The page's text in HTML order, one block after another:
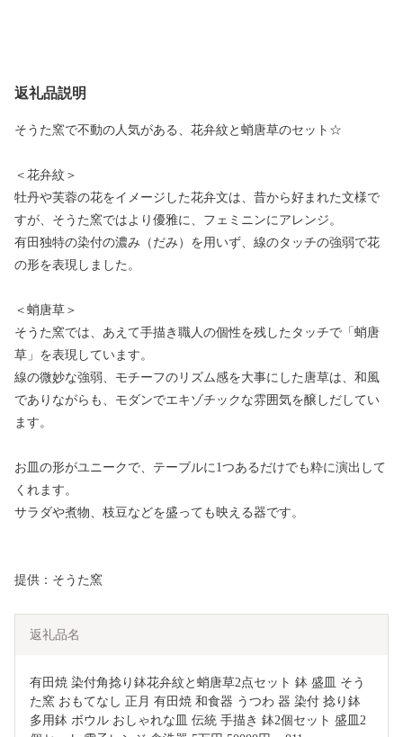
返礼品説明
そうた窯で不動の人気がある、花弁紋と蛸唐草のセット☆
＜花弁紋＞
牡丹や芙蓉の花をイメージした花弁文は、昔から好まれた文様で
すが、そうた窯ではより優雅に、フェミニンにアレンジ。
有田独特の染付の濃み（だみ）を用いず、線のタッチの強弱で花
の形を表現しました。
＜蛸唐草＞
そうた窯では、あえて手描き職人の個性を残したタッチで「蛸唐
草」を表現しています。
線の微妙な強弱、モチーフのリズム感を大事にした唐草は、和風
でありながらも、モダンでエキゾチックな雰囲気を醸しだしてい
ます。
お皿の形がユニークで、テーブルに1つあるだけでも粋に演出して
くれます。
サラダや煮物、枝豆などを盛っても映える器です。
提供：そうた窯
返礼品名
有田焼 染付角捻り鉢花弁紋と蛸唐草2点セット 鉢 盛皿 そう
た窯 おもてなし 正月 有田焼 和食器 うつわ 器 染付 捻り鉢
多用鉢 ボウル おしゃれな皿 伝統 手描き 鉢2個セット 盛皿2